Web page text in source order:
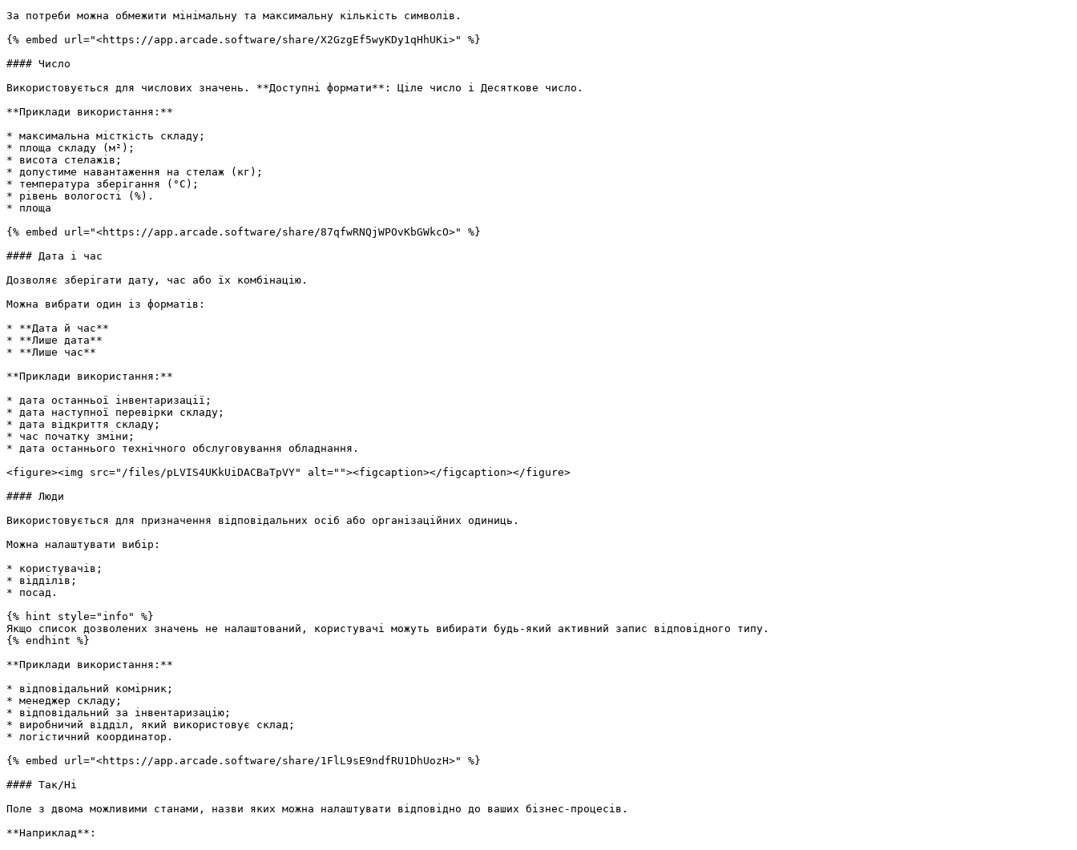
За потреби можна обмежити мінімальну та максимальну кількість символів.
{% embed url="<https://app.arcade.software/share/X2GzgEf5wyKDy1qHhUKi>" %}
#### Число
Використовується для числових значень. **Доступні формати**: Ціле число і Десяткове число.
**Приклади використання:**
* максимальна місткість складу;
* площа складу (м²);
* висота стелажів;
* допустиме навантаження на стелаж (кг);
* температура зберігання (°C);
* рівень вологості (%).
* площа
{% embed url="<https://app.arcade.software/share/87qfwRNQjWPOvKbGWkcO>" %}
#### Дата і час
Дозволяє зберігати дату, час або їх комбінацію.
Можна вибрати один із форматів:
* **Дата й час**
* **Лише дата**
* **Лише час**
**Приклади використання:**
* дата останньої інвентаризації;
* дата наступної перевірки складу;
* дата відкриття складу;
* час початку зміни;
* дата останнього технічного обслуговування обладнання.
<figure><img src="/files/pLVIS4UKkUiDACBaTpVY" alt=""><figcaption></figcaption></figure>
#### Люди
Використовується для призначення відповідальних осіб або організаційних одиниць.
Можна налаштувати вибір:
* користувачів;
* відділів;
* посад.
{% hint style="info" %}
Якщо список дозволених значень не налаштований, користувачі можуть вибирати будь-який активний запис відповідного типу.
{% endhint %}
**Приклади використання:**
* відповідальний комірник;
* менеджер складу;
* відповідальний за інвентаризацію;
* виробничий відділ, який використовує склад;
* логістичний координатор.
{% embed url="<https://app.arcade.software/share/1FlL9sE9ndfRU1DhUozH>" %}
#### Так/Ні
Поле з двома можливими станами, назви яких можна налаштувати відповідно до ваших бізнес-процесів.
**Наприклад**: